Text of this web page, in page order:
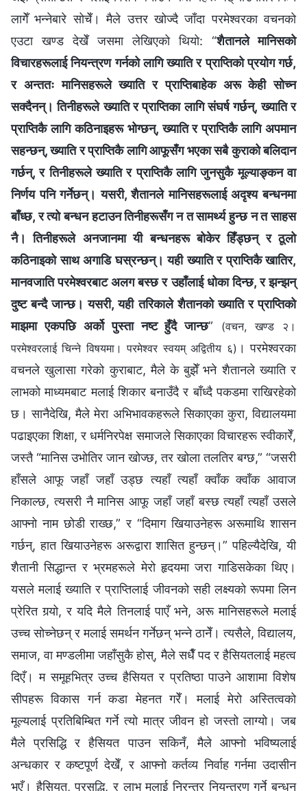
लागेँ भन्नेबारे सोचेँ। मैले उत्तर खोज्दै जाँदा परमेश्‍वरका वचनको
एउटा खण्ड देखेँ जसमा लेखिएको थियो: “शैतानले मानिसको
विचारहरूलाई नियन्त्रण गर्नको लागि ख्याति र प्राप्तिको प्रयोग गर्छ,
र अन्ततः मानिसहरूले ख्याति र प्राप्तिबाहेक अरू केही सोच्‍न
सक्दैनन्। तिनीहरूले ख्याति र प्राप्तिका लागि संघर्ष गर्छन्, ख्याति र
प्राप्तिकै लागि कठिनाइहरू भोग्छन्, ख्याति र प्राप्तिकै लागि अपमान
सहन्छन्, ख्याति र प्राप्तिकै लागि आफूसँग भएका सबै कुराको बलिदान
गर्छन्, र तिनीहरूले ख्याति र प्राप्तिकै लागि जुनसुकै मूल्याङ्कन वा
निर्णय पनि गर्नेछन्। यसरी, शैतानले मानिसहरूलाई अदृश्य बन्धनमा
बाँध्छ, र त्यो बन्धन हटाउन तिनीहरूसँग न त सामर्थ्य हुन्छ न त साहस
नै। तिनीहरूले अनजानमा यी बन्धनहरू बोकेर हिँड्छन् र ठूलो
कठिनाइको साथ अगाडि घस्रन्छन्। यही ख्याति र प्राप्तिकै खातिर,
मानवजाति परमेश्‍वरबाट अलग बस्छ र उहाँलाई धोका दिन्छ, र झन्झन्
दुष्ट बन्दै जान्छ। यसरी, यही तरिकाले शैतानको ख्याति र प्राप्तिको
माझमा एकपछि अर्को पुस्ता नष्ट हुँदै जान्छ” (वचन, खण्ड २।
परमेश्‍वरलाई चिन्‍ने विषयमा। परमेश्‍वर स्वयम् अद्वितीय ६) । परमेश्‍वरका
वचनले खुलासा गरेको कुराबाट, मैले के बुझेँ भने शैतानले ख्याति र
लाभको माध्यमबाट मलाई शिकार बनाउँदै र बाँध्दै पकडमा राखिरहेको
छ। सानैदेखि, मैले मेरा अभिभावकहरूले सिकाएका कुरा, विद्यालयमा
पढाइएका शिक्षा, र धर्मनिरपेक्ष समाजले सिकाएका विचारहरू स्वीकारेँ,
जस्तै “मानिस उभोतिर जान खोज्छ, तर खोला तलतिर बग्छ,” “जसरी
हाँसले आफू जहाँ जहाँ उड्छ त्यहाँ त्यहाँ क्वाँक क्वाँक आवाज
निकाल्छ, त्यसरी नै मानिस आफू जहाँ जहाँ बस्छ त्यहाँ त्यहाँ उसले
आफ्नो नाम छोडी राख्छ,” र “दिमाग खियाउनेहरू अरूमाथि शासन
गर्छन्, हात खियाउनेहरू अरूद्वारा शासित हुन्छन्।” पहिल्यैदेखि, यी
शैतानी सिद्धान्त र भ्रमहरूले मेरो हृदयमा जरा गाडिसकेका थिए।
यसले मलाई ख्याति र प्राप्तिलाई जीवनको सही लक्ष्यको रूपमा लिन
प्रेरित गर्‍यो, र यदि मैले तिनलाई पाएँ भने, अरू मानिसहरूले मलाई
उच्च सोच्नेछन् र मलाई समर्थन गर्नेछन् भन्ने ठानेँ। त्यसैले, विद्यालय,
समाज, वा मण्डलीमा जहाँसुकै होस्, मैले सधैँ पद र हैसियतलाई महत्व
दिएँ। म समूहभित्र उच्च हैसियत र प्रतिष्ठा पाउने आशामा विशेष
सीपहरू विकास गर्न कडा मेहनत गरेँ। मलाई मेरो अस्तित्वको
मूल्यलाई प्रतिबिम्बित गर्ने त्यो मात्र जीवन हो जस्तो लाग्यो। जब
मैले प्रसिद्धि र हैसियत पाउन सकिनँ, मैले आफ्नो भविष्यलाई
अन्धकार र कष्टपूर्ण देखेँ, र आफ्नो कर्तव्य निर्वाह गर्नमा उदासीन
भएँ। हैसियत, प्रसद्धि, र लाभ मलाई निरन्तर नियन्त्रण गर्ने बन्धन